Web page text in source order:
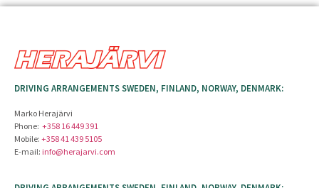
DRIVING ARRANGEMENTS SWEDEN, FINLAND, NORWAY, DENMARK:
Marko Herajärvi
Phone: +358 16 449 391
Mobile: +358 41 439 5105
E-mail: info@herajarvi.com